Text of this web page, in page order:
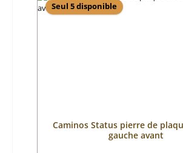
Seul 5 disponible
Caminos Status pierre de
gauche avant